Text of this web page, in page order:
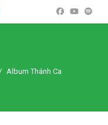
Album Thánh Ca